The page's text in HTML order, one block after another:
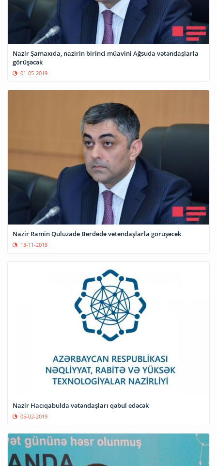
Nazir Şamaxıda, nazirin birinci müavini Ağsuda vətəndaşlarla
görüşəcək
01-05-2019
Nazir Ramin Quluzadə Bərdədə vətəndaşlarla görüşəcək
13-11-2018
Nazir Hacıqabulda vətəndaşları qəbul edəcək
05-02-2019